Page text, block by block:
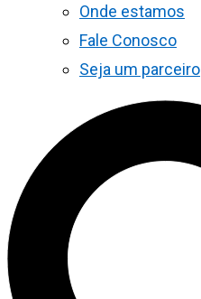
Onde estamos
Fale Conosco
Seja um parceiro